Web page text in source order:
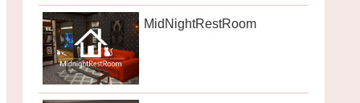
MidNightRestRoom